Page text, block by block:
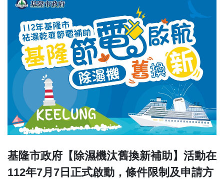
基隆市政府【除濕機汰舊換新補助】活動在
112年7月7日正式啟動，條件限制及申請方